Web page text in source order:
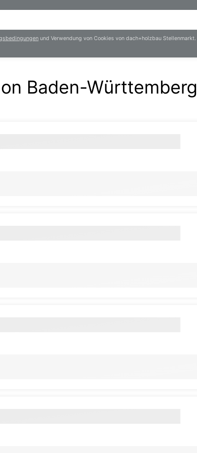
und Verwendung von Cookies von dach+holzbau Stellenmarkt.
Baden-Württemberg